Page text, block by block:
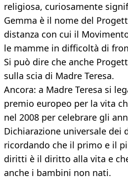
religiosa, curiosamente
Gemma è il nome del
distanza con cui il
le mamme in difficoltà di
Si può dire che anche
sulla scia di Madre Teresa.
Ancora: a Madre Teresa si
premio europeo per la vita
nel 2008 per celebrare gli
Dichiarazione universale dei
ricordando che il primo e il
diritti è il diritto alla vita e
anche i bambini non nati.